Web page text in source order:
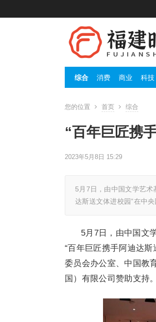
综合 消费 商业 科技
您的位置 首页 综合
“百年巨匠携
2023年5月8日 15:29
5月7日，由中国文学艺术
达斯送文体进校园”在中
5月7日，由中国文
“百年巨匠携手阿迪达
委员会办公室、中国教
国）有限公司赞助支持。